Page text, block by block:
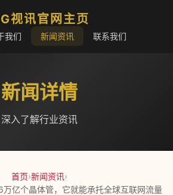
视讯官网主页
我们 新闻资讯 联系我们
新闻详情
深入了解行业资讯
首页›新闻资讯›
万亿个晶体管，它就能承托全球互联网流量